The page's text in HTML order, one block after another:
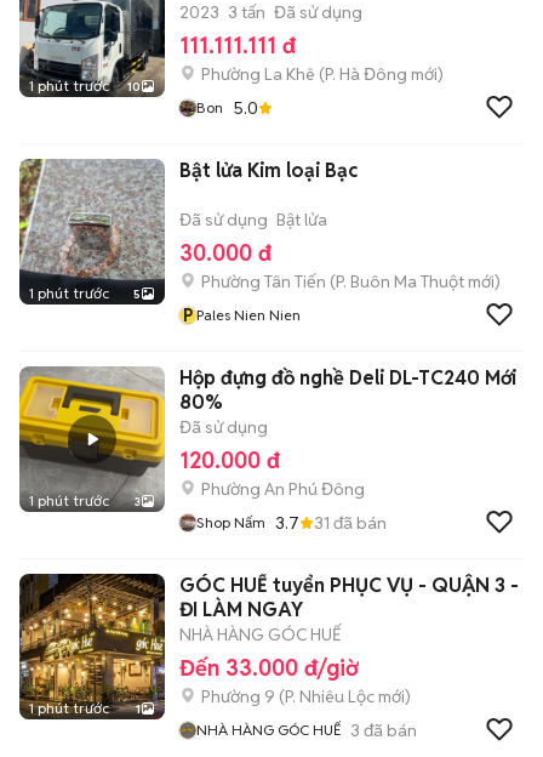
1 phút trước 10
2023 3 tấn Đã sử dụng
111.111.111 đ
Phường La Khê (P. Hà Đông mới)
Bon 5.0
1 phút trước 5
Bật lửa Kim loại Bạc
Đã sử dụng Bật lửa
30.000 đ
Phường Tân Tiến (P. Buôn Ma Thuột mới)
P Pales Nien Nien
1 phút trước 3
Hộp đựng đồ nghề Deli DL-TC240 Mới
80%
Đã sử dụng
120.000 đ
Phường An Phú Đông
Shop Nấm 3.7 31 đã bán
1 phút trước 1
GÓC HUẾ tuyển PHỤC VỤ - QUẬN 3 -
ĐI LÀM NGAY
NHÀ HÀNG GÓC HUẾ
Đến 33.000 đ/giờ
Phường 9 (P. Nhiêu Lộc mới)
NHÀ HÀNG GÓC HUẾ 3 đã bán